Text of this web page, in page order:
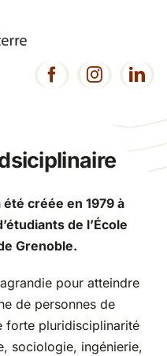
été créée en 1979 à
de l’École
Grenoble.
pour atteindre
de personnes de
forte pluridisciplinarité
sociologie, ingénierie,